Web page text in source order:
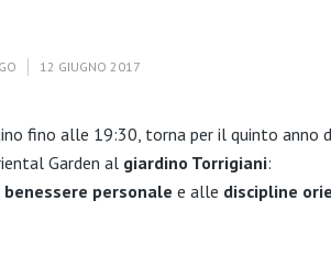
12 GIUGNO 2017
fino alle 19:30, torna per il quinto anno
Garden al giardino Torrigiani:
benessere personale e alle discipline